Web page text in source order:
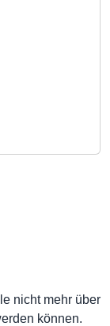
nicht mehr über
können.